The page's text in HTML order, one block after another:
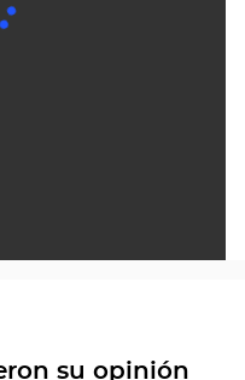
su opinión